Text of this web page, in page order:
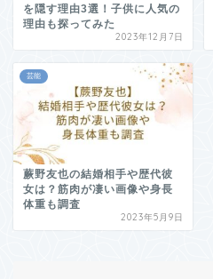
を隠す理由3選！子供に人気の
理由も探ってみた
2023年12月7日
芸能
蕨野友也の結婚相手や歴代彼
女は？筋肉が凄い画像や身長
体重も調査
2023年5月9日